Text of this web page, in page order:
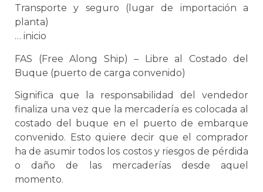
Transporte y seguro (lugar de importación a
planta)
… inicio
FAS (Free Along Ship) – Libre al Costado del
Buque (puerto de carga convenido)
Significa que la responsabilidad del vendedor
finaliza una vez que la mercadería es colocada al
costado del buque en el puerto de embarque
convenido. Esto quiere decir que el comprador
ha de asumir todos los costos y riesgos de pérdida
o daño de las mercaderías desde aquel
momento.